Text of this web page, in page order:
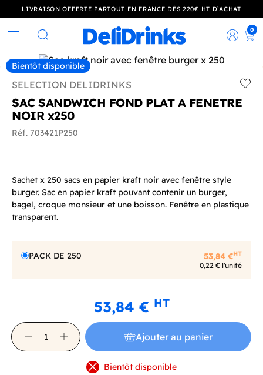
LIVRAISON OFFERTE PARTOUT EN FRANCE DÈS 220€ HT D’ACHAT
Rechercher
0
Bientôt disponible
SELECTION DELIDRINKS
SAC SANDWICH FOND PLAT A FENETRE
NOIR x250
Réf. 703421P250
Sachet x 250 sacs en papier kraft noir avec fenêtre style
burger. Sac en papier kraft pouvant contenir un burger,
bagel, croque monsieur et une boisson. Fenêtre en plastique
transparent.
PACK DE 250 53,84 €HT
0,22 € l'unité
53,84 € HT
Ajouter au panier
Bientôt disponible